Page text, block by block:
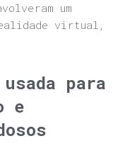
um
virtual,
para
e